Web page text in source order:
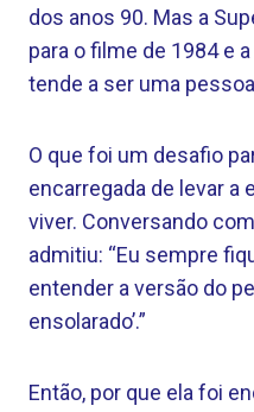
dos anos 90. Mas a
para o filme de 1984 e
tende a ser uma
O que foi um desafio
encarregada de levar a
viver. Conversando com
admitiu: “Eu sempre
entender a versão do
ensolarado’.”
Então, por que ela foi